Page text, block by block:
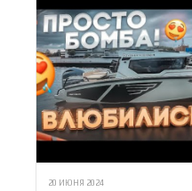
20 ИЮНЯ 2024